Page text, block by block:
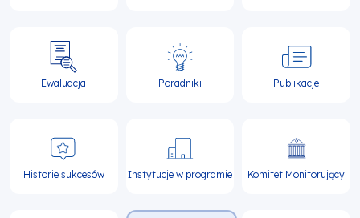
Ewaluacja Poradniki Publikacje
Historie sukcesów Instytucje w programie Komitet Monitorujący